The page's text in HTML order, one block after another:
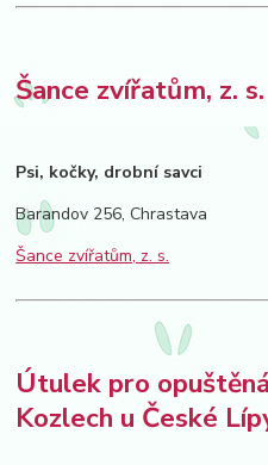
Šance zvířatům, z. s.
Psi, kočky, drobní savci
Barandov 256, Chrastava
Šance zvířatům, z. s.
Útulek pro
Kozlech u České